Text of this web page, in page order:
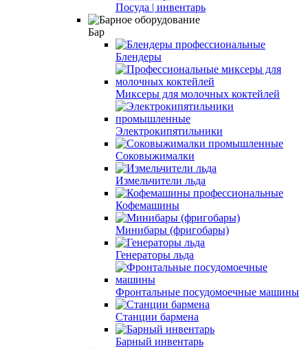
Посуда | инвентарь
Бар
Блендеры
Миксеры для молочных коктейлей
Электрокипятильники
Соковыжималки
Измельчители льда
Кофемашины
Минибары (фригобары)
Генераторы льда
Фронтальные посудомоечные машины
Станции бармена
Барный инвентарь